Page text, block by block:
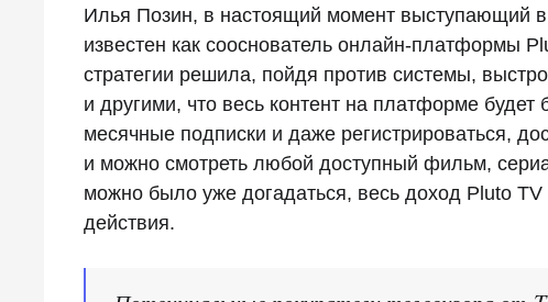
Илья Позин, в настоящий момент выступающий
известен как сооснователь онлайн-платформы
стратегии решила, пойдя против системы,
и другими, что весь контент на платформе
месячные подписки и даже регистрироваться,
и можно смотреть любой доступный фильм,
можно было уже догадаться, весь доход Pluto
действия.